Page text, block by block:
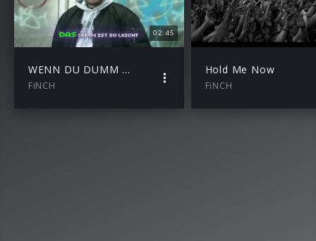
02:45
WENN DU DUMM BiST
FiNCH
Hold Me Now
FiNCH